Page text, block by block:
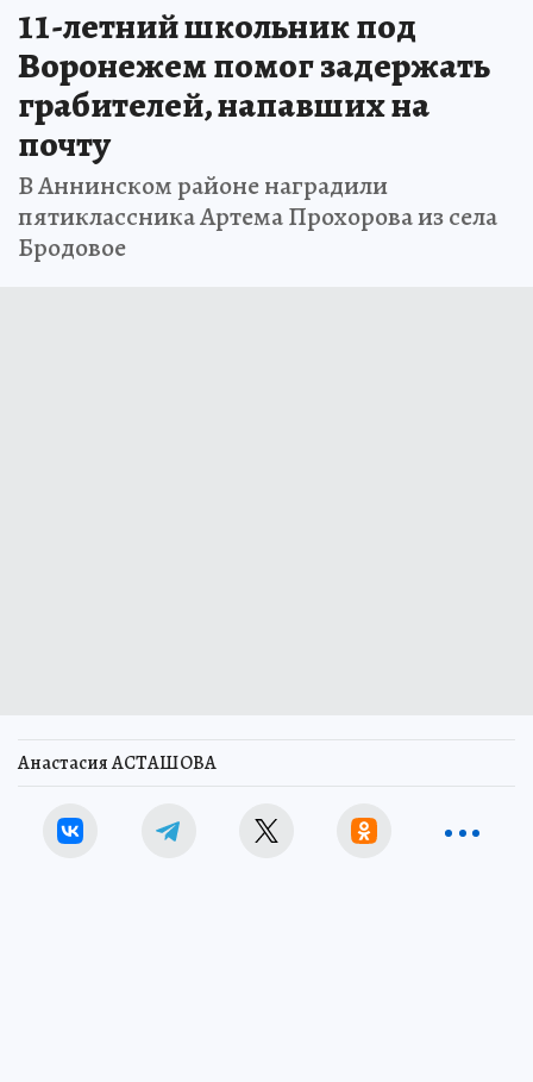
11-летний школьник под
Воронежем помог задержать
грабителей, напавших на
почту
В Аннинском районе наградили
пятиклассника Артема Прохорова из села
Бродовое
Анастасия АСТАШОВА